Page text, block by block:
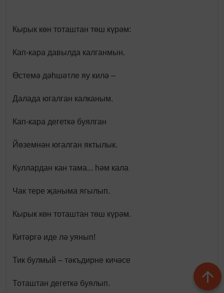
Кырык көн тоташтан төш күрәм:
Кап-кара давылда калганмын.
Өстемә дәһшәтле яу килә –
Далада югалган калканым.
Кап-кара дегеткә буялган
Йөземнән югалган яктылык.
Куллардан кан тама... һәм кала
Чак тере җаныма ягылып.
Кырык көн тоташтан төш күрәм.
Китәргә иде лә уянып!
Тик булмый – тәкъдирне кичәсе
Тоташтан дегеткә буялып.